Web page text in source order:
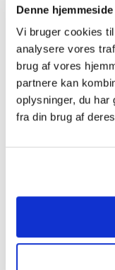
Denne
Vi bruger cookies
analysere vores
brug af vores
partnere kan
oplysninger, du har
fra din brug af
Tidligere har
periode på 1,5
projekt med
Det er noget af
være frivillig i
- siger hun.